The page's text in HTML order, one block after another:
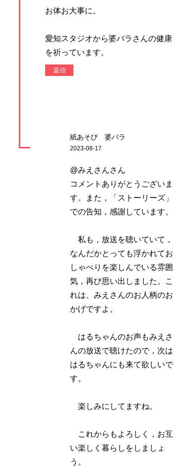
お体お大事に。
愛知スタジオから婆バラさんの健康
を祈っています。
返信
紙あそび 婆バラ
2023-08-17
@みえさんさん
コメントありがとうございま
す。また，「ストーリーズ」
での告知，感謝しています。
私も，放送を聴いていて，
なんだかとっても浮かれてお
しゃべりを楽しんでいる雰囲
気，再び思い出しました。こ
れは、みえさんのお人柄のお
かげですよ。
はるちゃんのお声もみえさ
んの放送で聴けたので，次は
はるちゃんにも来て欲しいで
す。
楽しみにしてますね。
これからもよろしく，お互
い楽しく暮らしをしましょ
う。